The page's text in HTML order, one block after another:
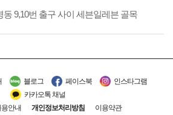
동 9,10번 출구 사이 세븐일레븐 골목
블로그 페이스북
인스타그램
카카오톡 채널
안내 개인정보처리방침 이용약관